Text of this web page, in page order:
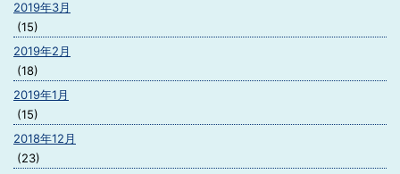
2019年3月
(15)
2019年2月
(18)
2019年1月
(15)
2018年12月
(23)